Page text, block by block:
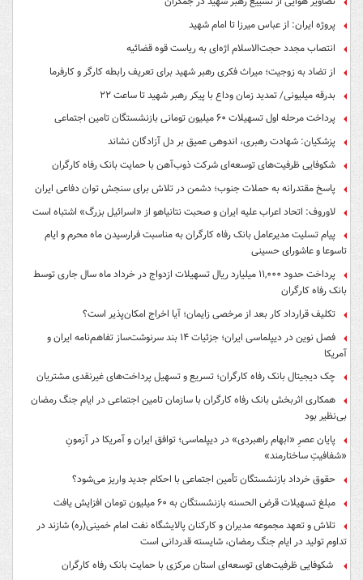
پروژه ایران: از عباس میرزا تا امام شهید
انتصاب مجدد حجت‌الاسلام اژه‌ای به ریاست قوه‌ قضائیه
از تضاد به زوجیت؛ میراث فکری رهبر شهید برای تعریف رابطه کارگر و کارفرما
بدرقه میلیونی/ تمدید زمان وداع با پیکر رهبر شهید تا ساعت ۲۲
پرداخت مرحله اول تسهیلات ۶۰ میلیون تومانی بازنشستگان تامین اجتماعی
پزشکیان: شهادت رهبری، اندوهی عمیق بر دل آزادگان نشاند
شکوفایی ظرفیت‌های توسعه‌ای شرکت ذوب‌آهن با حمایت‌ بانک رفاه کارگران
پاسخ مقتدرانه به حملات جنوب؛ دشمن در تلاش برای سنجش توان دفاعی ایران
لاوروف: اتحاد اعراب علیه ایران و صحبت نتانیاهو از «اسرائیل بزرگ» اشتباه است
پیام تسلیت مدیرعامل بانک رفاه کارگران به مناسبت فرارسیدن ماه محرم و ایام
تاسوعا و عاشورای حسینی
پرداخت حدود ۱۱,۰۰۰ میلیارد ریال تسهیلات ازدواج در خرداد ماه سال جاری توسط
بانک رفاه کارگران
تکلیف قرارداد کار بعد از مرخصی زایمان؛ آیا اخراج امکان‌پذیر است؟
فصل نوین در دیپلماسی ایران؛ جزئیات ۱۴ بند سرنوشت‌ساز تفاهم‌نامه ایران و
آمریکا
چک دیجیتال بانک رفاه کارگران؛ تسریع و تسهیل پرداخت‌های غیرنقدی مشتریان
همکاری اثربخش بانک رفاه کارگران با سازمان تامین اجتماعی در ایام جنگ رمضان
بی‌نظیر بود
پایان عصرِ «ابهام راهبردی» در دیپلماسی؛ توافق ایران و آمریکا در آزمونِ
«شفافیتِ ساختارمند»
حقوق خرداد بازنشستگان تأمین اجتماعی با احکام جدید واریز می‌شود؟
مبلغ تسهیلات قرض الحسنه بازنشستگان به ۶۰ میلیون تومان افزایش یافت
تلاش و تعهد مجموعه مدیران و کارکنان پالایشگاه نفت امام خمینی(ره) شازند در
تداوم تولید در ایام جنگ رمضان، شایسته قدردانی است
شکوفایی ظرفیت‌های توسعه‌ای استان مرکزی با حمایت بانک رفاه کارگران